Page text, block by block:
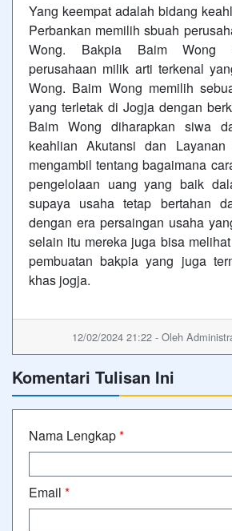
Yang keempat adalah bidang
Perbankan memilih sbuah
Wong. Bakpia Baim Wong
perusahaan milik arti terkenal
Wong. Baim Wong memilih
yang terletak di Jogja dengan
Baim Wong diharapkan siwa
keahlian Akutansi dan
mengambil tentang bagaimana
pengelolaan uang yang baik
supaya usaha tetap bertahan
dengan era persaingan usaha
selain itu mereka juga bisa
pembuatan bakpia yang juga
khas jogja.
12/02/2024 21:22 - Oleh
Komentari Tulisan Ini
Nama Lengkap*
Email *